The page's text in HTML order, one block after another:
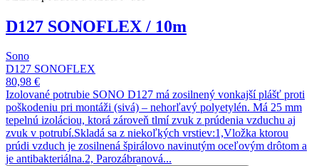
D127 SONOFLEX / 10m
Sono
D127 SONOFLEX
80,98 €
Izolované potrubie SONO D127 má zosilnený vonkajší plášť proti
poškodeniu pri montáži (sivá) – nehorľavý polyetylén. Má 25 mm
tepelnú izoláciou, ktorá zároveň tlmí zvuk z prúdenia vzduchu aj
zvuk v potrubí.Skladá sa z niekoľkých vrstiev:1,Vložka ktorou
prúdi vzduch je zosilnená špirálovo navinutým oceľovým drôtom a
je antibakteriálna.2, Parozábranová...